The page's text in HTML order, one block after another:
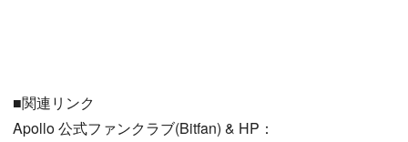
■関連リンク
Apollo 公式ファンクラブ(Bitfan) & HP：